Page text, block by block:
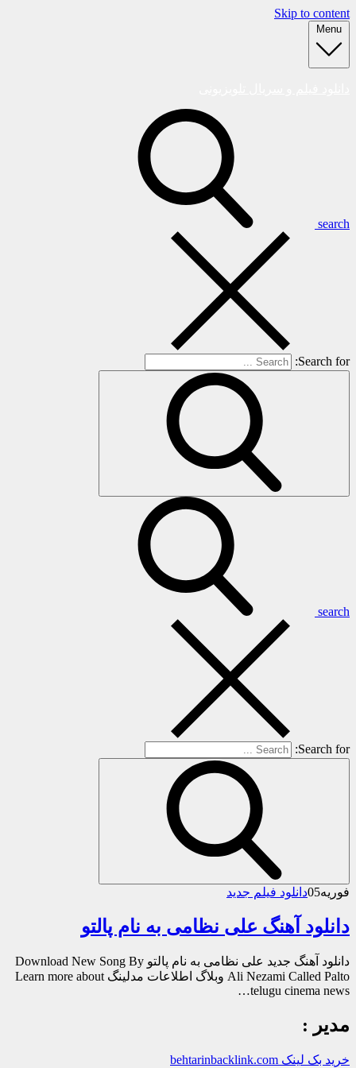
Skip to content
Menu
search
Search for:
search
Search for:
فوریه05دانلود فیلم جدید
دانلود آهنگ علی نظامی به نام پالتو
دانلود آهنگ جدید علی نظامی به نام پالتو Download New Song By
Ali Nezami Called Palto وبلاگ اطلاعات مدلینگ Learn more about
telugu cinema news…
مدیر :
خرید بک لینک behtarinbacklink.com